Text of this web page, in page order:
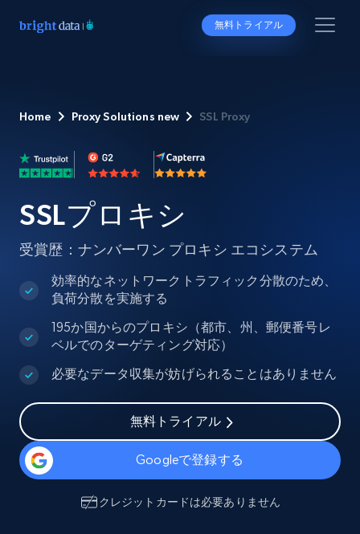
無料トライアル
Home Proxy Solutions new SSL Proxy
SSLプロキシ
受賞歴：ナンバーワン プロキシ エコシステム
効率的なネットワークトラフィック分散のため、
負荷分散を実施する
195か国からのプロキシ（都市、州、郵便番号レ
ベルでのターゲティング対応）
必要なデータ収集が妨げられることはありません
無料トライアル
Googleで登録する
クレジットカードは必要ありません